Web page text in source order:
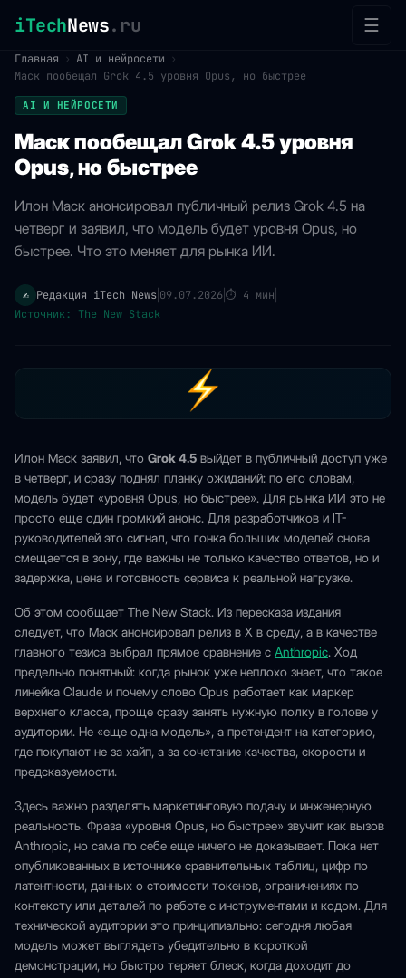
iTechNews.ru ☰
Главная › AI и нейросети
›
Маск пообещал Grok 4.5 уровня Opus, но быстрее
AI И НЕЙРОСЕТИ
Маск пообещал Grok 4.5 уровня
Opus, но быстрее
Илон Маск анонсировал публичный релиз Grok 4.5 на
четверг и заявил, что модель будет уровня Opus, но
быстрее. Что это меняет для рынка ИИ.
✍️ Редакция iTech News 09.07.2026⏱ 4 мин
Источник: The New Stack
Илон Маск заявил, что Grok 4.5 выйдет в публичный доступ уже
в четверг, и сразу поднял планку ожиданий: по его словам,
модель будет «уровня Opus, но быстрее». Для рынка ИИ это не
просто еще один громкий анонс. Для разработчиков и IT-
руководителей это сигнал, что гонка больших моделей снова
смещается в зону, где важны не только качество ответов, но и
задержка, цена и готовность сервиса к реальной нагрузке.
Об этом сообщает The New Stack. Из пересказа издания
следует, что Маск анонсировал релиз в X в среду, а в качестве
главного тезиса выбрал прямое сравнение с Anthropic. Ход
предельно понятный: когда рынок уже неплохо знает, что такое
линейка Claude и почему слово Opus работает как маркер
верхнего класса, проще сразу занять нужную полку в голове у
аудитории. Не «еще одна модель», а претендент на категорию,
где покупают не за хайп, а за сочетание качества, скорости и
предсказуемости.
Здесь важно разделять маркетинговую подачу и инженерную
реальность. Фраза «уровня Opus, но быстрее» звучит как вызов
Anthropic, но сама по себе еще ничего не доказывает. Пока нет
опубликованных в источнике сравнительных таблиц, цифр по
латентности, данных о стоимости токенов, ограничениях по
контексту или деталей по работе с инструментами и кодом. Для
технической аудитории это принципиально: сегодня любая
модель может выглядеть убедительно в короткой
демонстрации, но быстро теряет блеск, когда доходит до